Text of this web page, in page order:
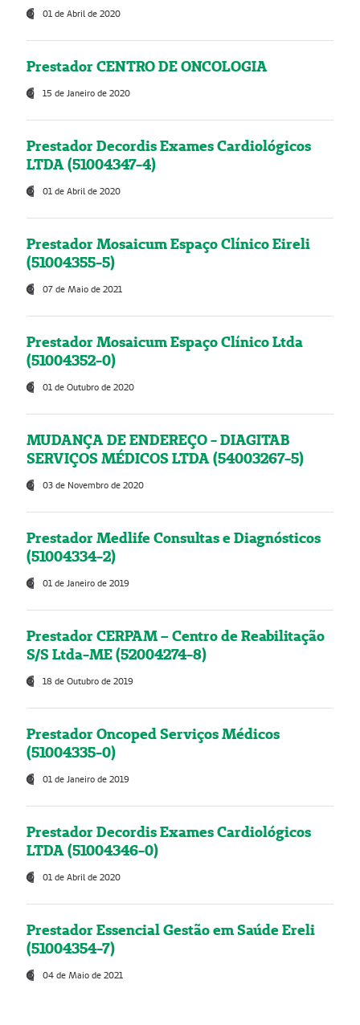
01 de Abril de 2020
Prestador CENTRO DE ONCOLOGIA
15 de Janeiro de 2020
Prestador Decordis Exames Cardiológicos
LTDA (51004347-4)
01 de Abril de 2020
Prestador Mosaicum Espaço Clínico Eireli
(51004355-5)
07 de Maio de 2021
Prestador Mosaicum Espaço Clínico Ltda
(51004352-0)
01 de Outubro de 2020
MUDANÇA DE ENDEREÇO - DIAGITAB
SERVIÇOS MÉDICOS LTDA (54003267-5)
03 de Novembro de 2020
Prestador Medlife Consultas e Diagnósticos
(51004334-2)
01 de Janeiro de 2019
Prestador CERPAM – Centro de Reabilitação
S/S Ltda-ME (52004274-8)
18 de Outubro de 2019
Prestador Oncoped Serviços Médicos
(51004335-0)
01 de Janeiro de 2019
Prestador Decordis Exames Cardiológicos
LTDA (51004346-0)
01 de Abril de 2020
Prestador Essencial Gestão em Saúde Ereli
(51004354-7)
04 de Maio de 2021